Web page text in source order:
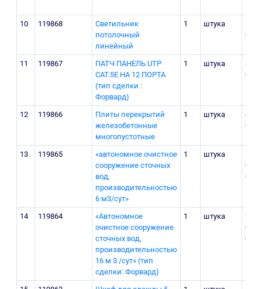
10 119868
Светильник
потолочный
линейный
1 штука
65
000
11 119867
ПАТЧ ПАНЕЛЬ UTP
CAT.5E НА 12 ПОРТА
(тип сделки :
Форвард)
1 штука
380
000
12 119866
Плиты перекрытий
железобетонные
многопустотные
1 штука
4
000
13 119865
«автономное очистное
сооружение сточных
вод,
производительностью
6 м3/сут»
1 штука
000
000
14 119864
«Автономное
очистное сооружение
сточных вод,
производительностью
16 м 3 /сут» (тип
сделки: Форвард)
1 штука
274
000
000